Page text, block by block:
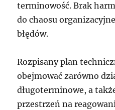
terminowość. Brak
do chaosu
błędów.
Rozpisany plan
obejmować zarówno
długoterminowe, a
przestrzeń na